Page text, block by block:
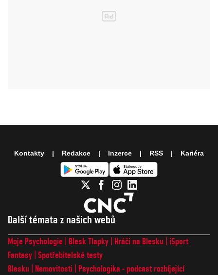
Další témata z našich webů
Moje Psychologie Blesk Tlapky Hráči na Blesku
iSport
Fantasy Spotřebitelské testy
Blesku
Nemovitosti
Psychologika - podcast rozbíjející
Kontakty Redakce Inzerce RSS Kariéra